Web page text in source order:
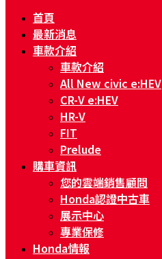
首頁
最新消息
車款介紹
車款介紹
All New civic e:HEV
CR-V e:HEV
HR-V
FIT
Prelude
購車資訊
您的雲端銷售顧問
Honda認證中古車
展示中心
專業保修
Honda情報